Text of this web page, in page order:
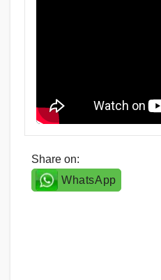
Share on:
WhatsApp